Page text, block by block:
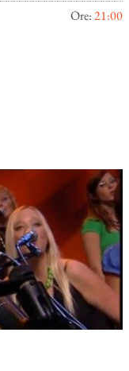
Ore:21:00